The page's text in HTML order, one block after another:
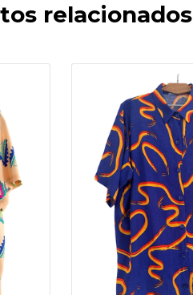
relacionados